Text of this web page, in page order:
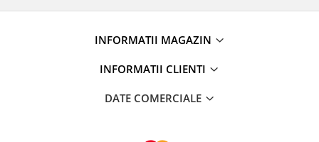
INFORMATII MAGAZIN
INFORMATII CLIENTI
DATE COMERCIALE